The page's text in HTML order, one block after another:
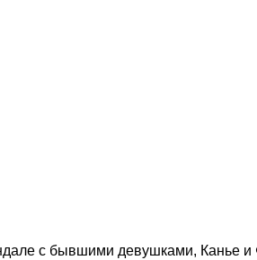
с бывшими девушками, Канье